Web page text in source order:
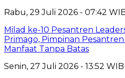
Rabu, 29 Juli 2026 - 07:42
Milad ke-10 Pesantren
Primago, Pimpinan
Manfaat Tanpa Batas
Senin, 27 Juli 2026 - 13:52 WIB